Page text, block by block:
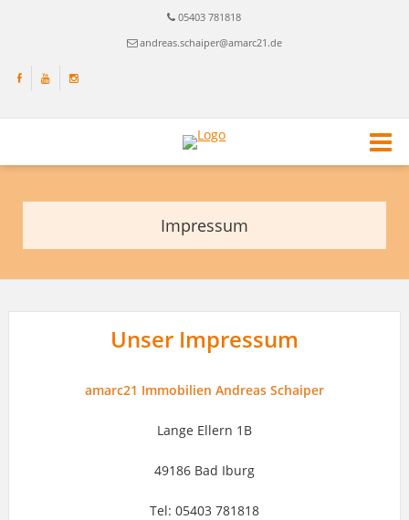
05403 781818
andreas.schaiper@amarc21.de
Impressum
Unser Impressum
amarc21 Immobilien Andreas Schaiper
Lange Ellern 1B
49186 Bad Iburg
Tel: 05403 781818